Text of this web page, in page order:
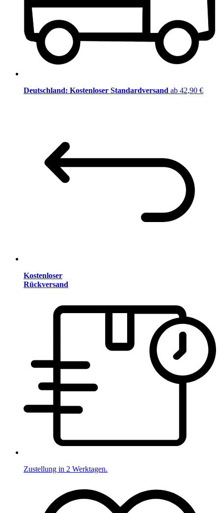
Deutschland: Kostenloser Standardversand ab 42,90 €
Kostenloser
Rückversand
Zustellung in 2 Werktagen.